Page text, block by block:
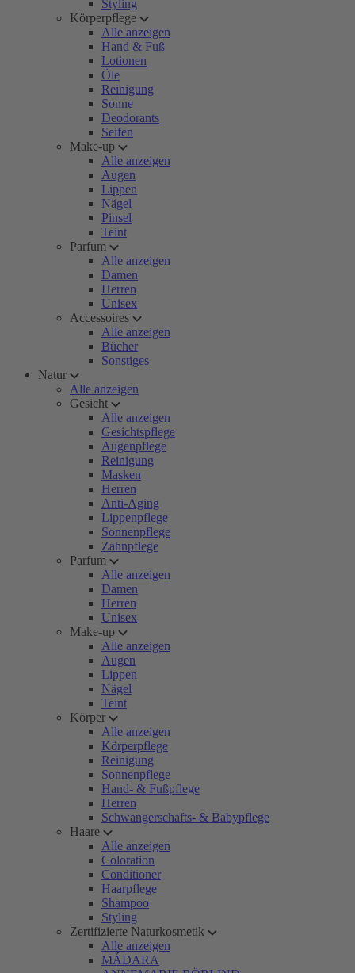
Styling
Körperpflege
Alle anzeigen
Hand & Fuß
Lotionen
Öle
Reinigung
Sonne
Deodorants
Seifen
Make-up
Alle anzeigen
Augen
Lippen
Nägel
Pinsel
Teint
Parfum
Alle anzeigen
Damen
Herren
Unisex
Accessoires
Alle anzeigen
Bücher
Sonstiges
Natur
Alle anzeigen
Gesicht
Alle anzeigen
Gesichtspflege
Augenpflege
Reinigung
Masken
Herren
Anti-Aging
Lippenpflege
Sonnenpflege
Zahnpflege
Parfum
Alle anzeigen
Damen
Herren
Unisex
Make-up
Alle anzeigen
Augen
Lippen
Nägel
Teint
Körper
Alle anzeigen
Körperpflege
Reinigung
Sonnenpflege
Hand- & Fußpflege
Herren
Schwangerschafts- & Babypflege
Haare
Alle anzeigen
Coloration
Conditioner
Haarpflege
Shampoo
Styling
Zertifizierte Naturkosmetik
Alle anzeigen
MÁDARA